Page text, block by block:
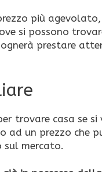
più
si possono
prestare
trovare casa se si
ad un prezzo che
mercato.